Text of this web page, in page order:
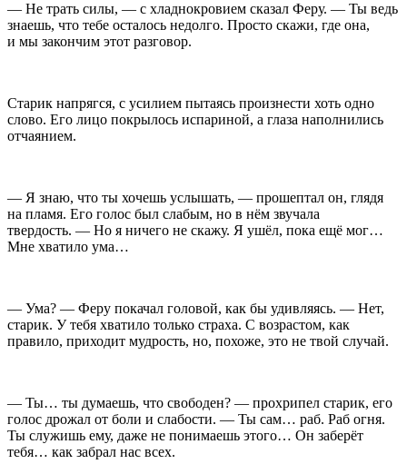
— Не трать силы, — с хладнокровием сказал Феру. — Ты ведь
знаешь, что тебе осталось недолго. Просто скажи, где она,
и мы закончим этот разговор.
Старик напрягся, с усилием пытаясь произнести хоть одно
слово. Его лицо покрылось испариной, а глаза наполнились
отчаянием.
— Я знаю, что ты хочешь услышать, — прошептал он, глядя
на пламя. Его голос был слабым, но в нём звучала
твердость. — Но я ничего не скажу. Я ушёл, пока ещё мог…
Мне хватило ума…
— Ума? — Феру покачал головой, как бы удивляясь. — Нет,
старик. У тебя хватило только страха. С возрастом, как
правило, приходит мудрость, но, похоже, это не твой случай.
— Ты… ты думаешь, что свободен? — прохрипел старик, его
голос дрожал от боли и слабости. — Ты сам… раб. Раб огня.
Ты служишь ему, даже не понимаешь этого… Он заберёт
тебя… как забрал нас всех.